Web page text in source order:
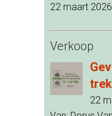
22 maart 2026
Verkoop
22